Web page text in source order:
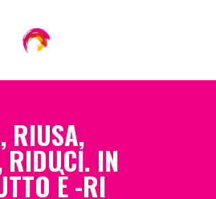
RIUSA,
RIDUCI. IN
È -RI